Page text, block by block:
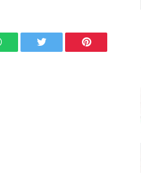
WhatsAppTwitter Pinterest